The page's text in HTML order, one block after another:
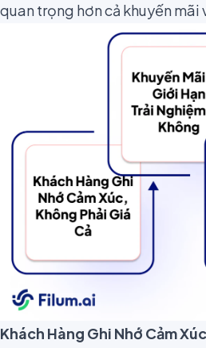
quan trọng hơn cả khuyến mãi
Khách Hàng Ghi Nhớ Cảm